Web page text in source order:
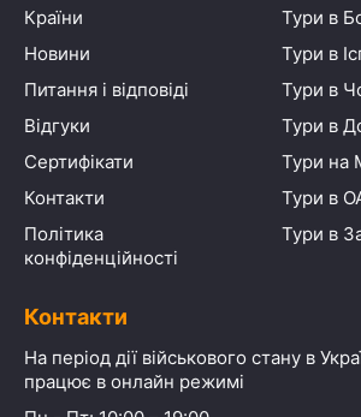
Країни
Новини
Питання і відповіді
Відгуки
Сертифікати
Контакти
Політика
конфіденційності
Тури в
Тури в
Тури в
Тури в
Тури на
Тури в
Тури в
Контакти
На період дії військового стану в
працює в онлайн режимі